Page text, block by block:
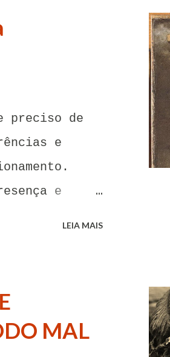
preciso de
e
e
e desejo me
pois o
me
LEIA MAIS
MAL